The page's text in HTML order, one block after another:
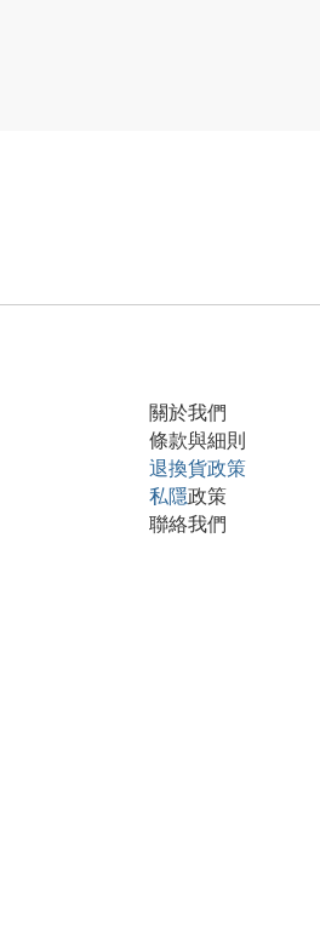
關於我們
條款與細則
退換貨政策
私隱政策
聯絡我們